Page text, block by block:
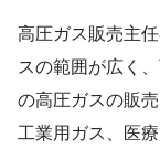
高圧ガス販売主
スの範囲が広く
の高圧ガスの販
工業用ガス、医